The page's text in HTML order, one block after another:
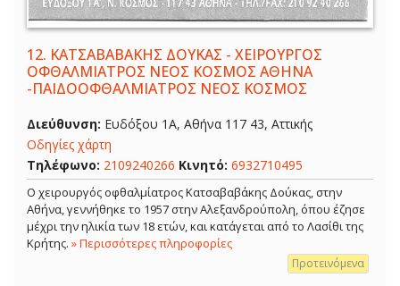
12. ΚΑΤΣΑΒΑΒΑΚΗΣ ΔΟΥΚΑΣ - ΧΕΙΡΟΥΡΓΟΣ
ΟΦΘΑΛΜΙΑΤΡΟΣ ΝΕΟΣ ΚΟΣΜΟΣ ΑΘΗΝΑ
-ΠΑΙΔΟΟΦΘΑΛΜΙΑΤΡΟΣ ΝΕΟΣ ΚΟΣΜΟΣ
Διεύθυνση: Ευδόξου 1Α, Αθήνα 117 43, Αττικής
Οδηγίες χάρτη
Τηλέφωνο: 2109240266 Κινητό: 6932710495
Ο χειρουργός οφθαλμίατρος Κατσαβαβάκης Δούκας, στην
Αθήνα, γεννήθηκε το 1957 στην Αλεξανδρούπολη, όπου έζησε
μέχρι την ηλικία των 18 ετών, και κατάγεται από το Λασίθι της
Κρήτης. » Περισσότερες πληροφορίες
Προτεινόμενα